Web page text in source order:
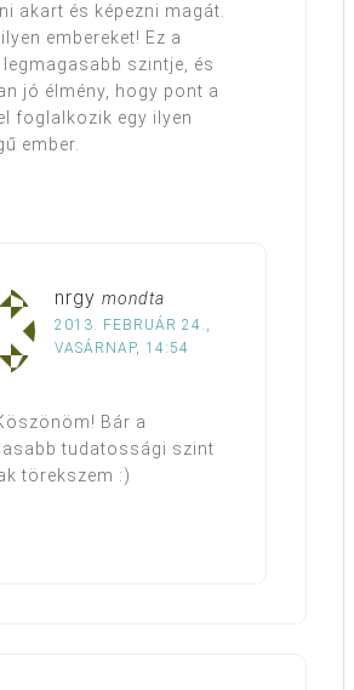
akart és képezni magát.
embereket! Ez a
szintje, és
jó élmény, hogy pont a
foglalkozik egy ilyen
ember.
nrgy mondta
2013. FEBRUÁR 24.,
VASÁRNAP, 14:54
Bár a
tudatossági szint
törekszem :)